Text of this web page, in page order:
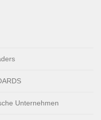
Unternehmen